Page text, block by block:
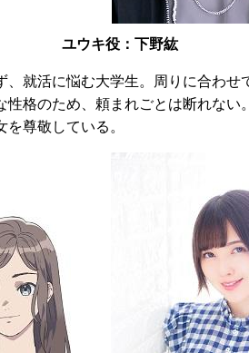
ユウキ役：下野紘
就活に悩む大学生。周りに合わせ
格のため、頼まれごとは断れない
尊敬している。